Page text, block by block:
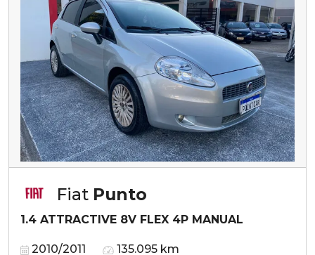
Fiat Punto
1.4 ATTRACTIVE 8V FLEX 4P MANUAL
2010/2011 135.095 km